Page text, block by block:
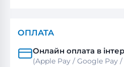
ОПЛАТА
Онлайн оплата в
(Apple Pay / Google Pay